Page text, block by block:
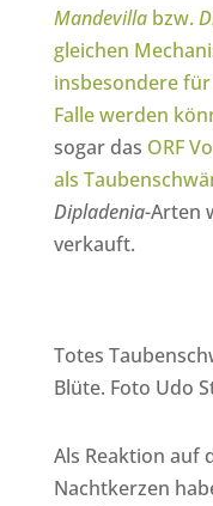
Mandevillabzw.
gleichen
insbesondere
Falle werden
sogar das ORF
als
Dipladenia-Arten
verkauft.
Totes
Blüte. Foto Udo
Als Reaktion auf
Nachtkerzen